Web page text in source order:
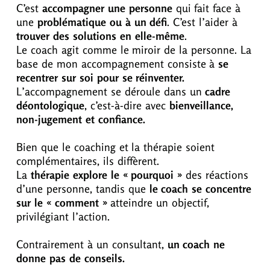
C’est accompagner une personnequi fait face à
uneproblématique ou à un défi. C’est l’aider à
trouver des solutions en elle-même.
Le coach agit comme le miroir de la personne. La
base de mon accompagnement consiste àse
recentrer sur soi pour se réinventer.
L’accompagnement se déroule dans uncadre
déontologique, c’est-à-dire avec bienveillance,
non-jugement et confiance.
Bien que le coaching et la thérapie soient
complémentaires, ils diffèrent.
Lathérapie explore le « pourquoi » des réactions
d’une personne, tandis que le coach se concentre
sur le « comment »atteindre un objectif,
privilégiant l’action.
Contrairement à un consultant,un coach ne
donne pas de conseils.